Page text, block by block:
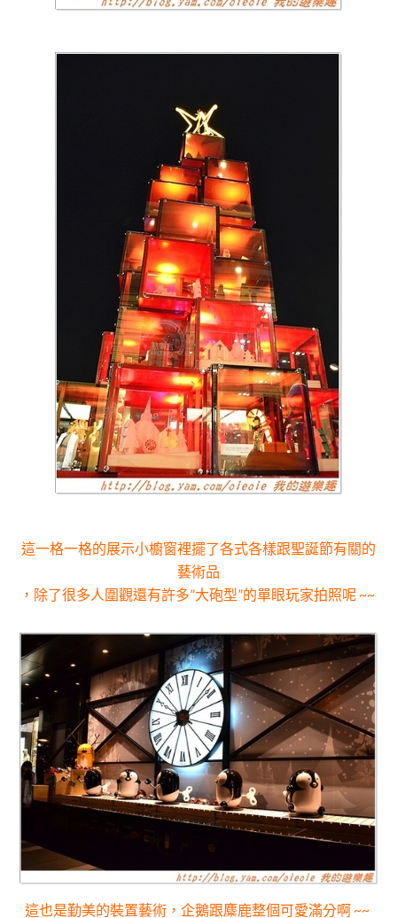
這一格一格的展示小櫥窗裡擺了各式各樣跟聖誕節有關的
藝術品
，除了很多人圍觀還有許多”大砲型”的單眼玩家拍照呢 ~~
這也是勤美的裝置藝術，企鵝跟麋鹿整個可愛滿分啊 ~~